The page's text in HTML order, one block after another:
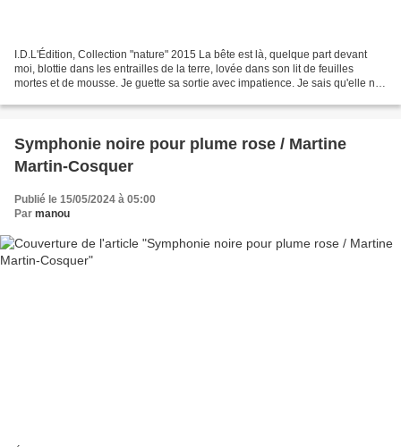
I.D.L'Édition, Collection "nature" 2015 La bête est là, quelque part devant
moi, blottie dans les entrailles de la terre, lovée dans son lit de feuilles
mortes et de mousse. Je guette sa sortie avec impatience. Je sais qu'elle ne
Symphonie noire pour plume rose / Martine
Martin-Cosquer
Publié le 15/05/2024 à 05:00
Par manou